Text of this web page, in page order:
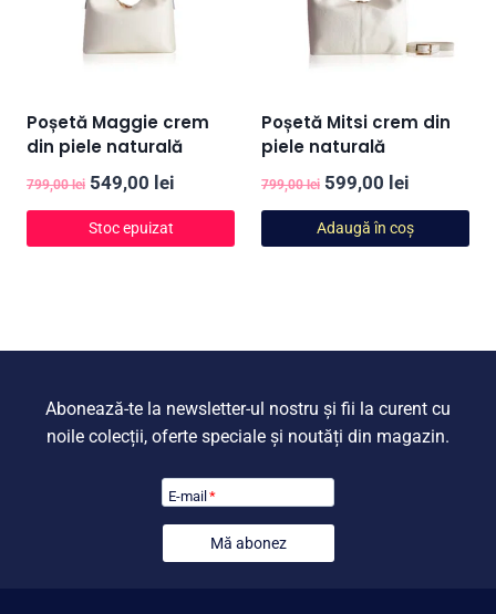
Poșetă Maggie crem
din piele naturală
799,00lei Prețul
inițial
a
549,00 lei
curent
Stoc epuizat
Poșetă Mitsi crem din
piele naturală
799,00lei Prețul
inițial
a
599,00 lei
curent
este:
Adaugă în coș
Abonează-te la newsletter-ul nostru și fii la curent cu
noile colecții, oferte speciale și noutăți din magazin.
E-mail*
Mă abonez